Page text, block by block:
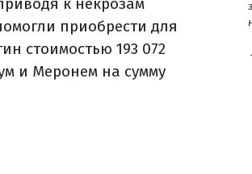
приобрести для
стоимостью 193 072
и Меронем на сумму